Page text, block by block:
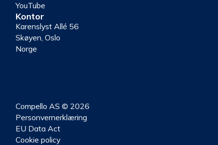
YouTube
Kontor
Karenslyst Allé 56
Skøyen, Oslo
Norge
Compello AS © 2026
Personvernerklæring
EU Data Act
Cookie policy